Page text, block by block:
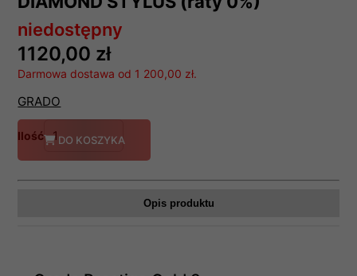
niedostępny
1120,00 zł
Darmowa dostawa od 1 200,00 zł.
GRADO
Ilość DO KOSZYKA
Opis produktu